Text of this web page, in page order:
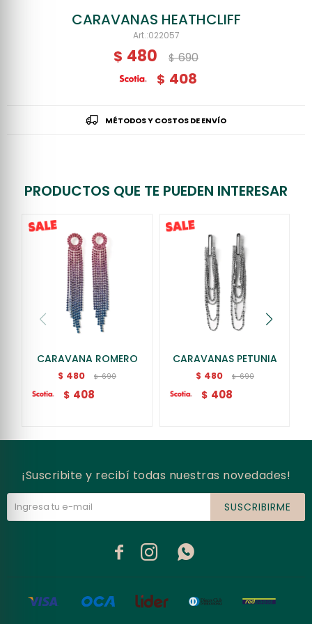
CARAVANAS HEATHCLIFF
022057
$ 480 $ 690
$ 408
MÉTODOS Y COSTOS DE ENVÍO
PRODUCTOS QUE TE PUEDEN INTERESAR
CARAVANA ROMERO
$ 480 $ 690
$ 408
CARAVANAS PETUNIA
$ 480 $ 690
$ 408
¡Suscribite y recibí todas nuestras novedades!
SUSCRIBIRME
  